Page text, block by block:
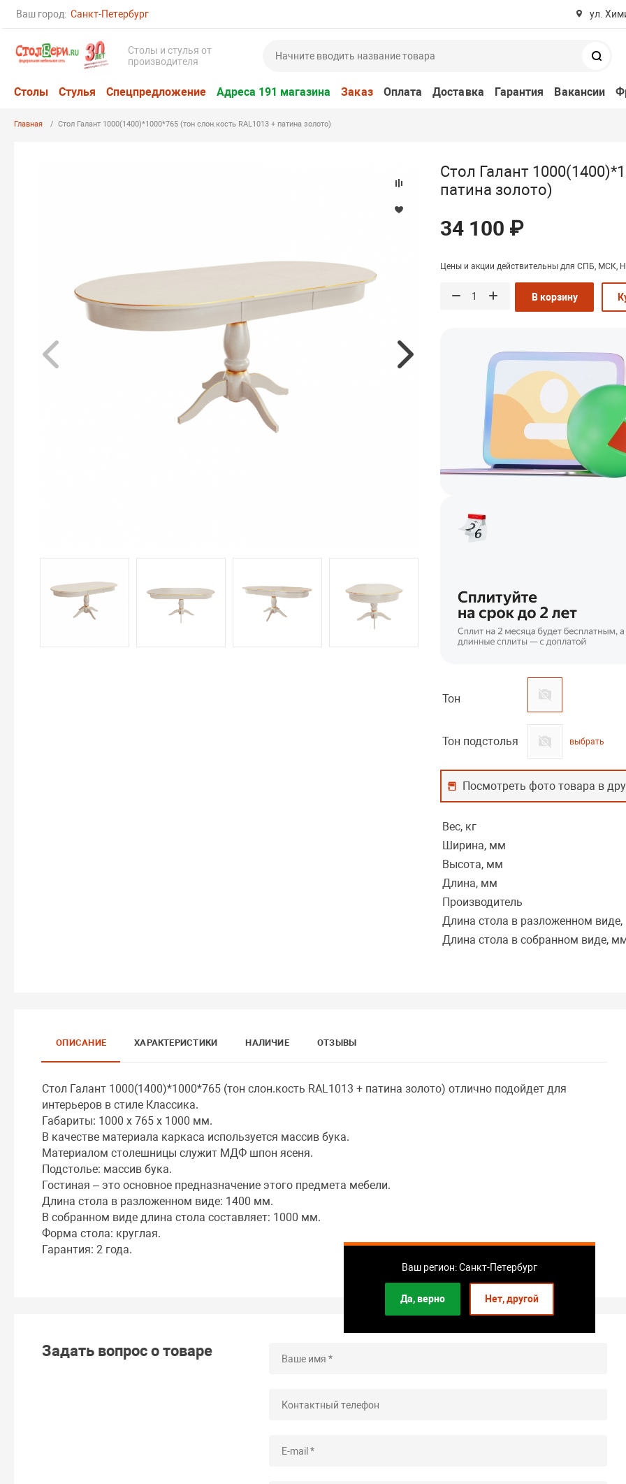
Ваш город: Санкт-Петербург
Ваш регион: Санкт-Петербург
Да, верно Нет, другой
ул.
Столы и стулья от
производителя
Столы Стулья Спецпредложение Адреса 191 магазина Заказ Оплата Доставка Гарантия Вакансии
Главная Стол Галант 1000(1400)*1000*765 (тон слон.кость RAL1013 + патина золото)
Стол Галант
патина золото)
34 100 ₽
Цены и акции действительны для СПБ, МСК,
В корзину
Тон
Тон подстолья выбрать
Посмотреть фото товара в
Вес, кг
Ширина, мм
Высота, мм
Длина, мм
Производитель
Длина стола в разложенном
Длина стола в собранном виде,
ОПИСАНИЕ ХАРАКТЕРИСТИКИ НАЛИЧИЕ ОТЗЫВЫ
Стол Галант 1000(1400)*1000*765 (тон слон.кость RAL1013 + патина золото) отлично подойдет для
интерьеров в стиле Классика.
Габариты: 1000 x 765 x 1000 мм.
В качестве материала каркаса используется массив бука.
Материалом столешницы служит МДФ шпон ясеня.
Подстолье: массив бука.
Гостиная – это основное предназначение этого предмета мебели.
Длина стола в разложенном виде: 1400 мм.
В собранном виде длина стола составляет: 1000 мм.
Форма стола: круглая.
Гарантия: 2 года.
Задать вопрос о товаре